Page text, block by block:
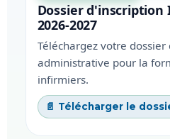
Dossier d'inscription
2026-2027
Téléchargez votre
administrative pour la
infirmiers.
📄 Télécharger le